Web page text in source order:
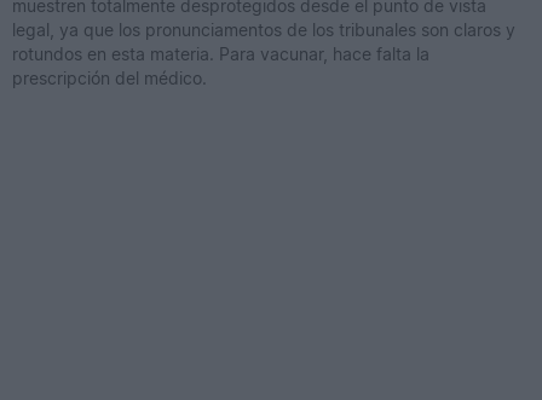
muestren totalmente desprotegidos desde el punto de vista
legal, ya que los pronunciamentos de los tribunales son claros y
rotundos en esta materia. Para vacunar, hace falta la
prescripción del médico.